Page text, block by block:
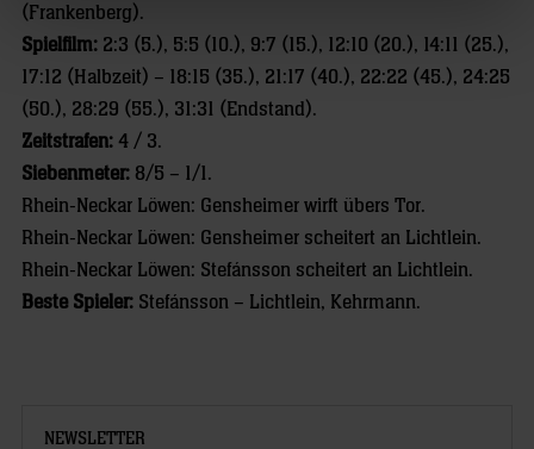
(Frankenberg).
Spielfilm: 2:3 (5.), 5:5 (10.), 9:7 (15.), 12:10 (20.), 14:11 (25.),
17:12 (Halbzeit) – 18:15 (35.), 21:17 (40.), 22:22 (45.), 24:25
(50.), 28:29 (55.), 31:31 (Endstand).
Zeitstrafen: 4 / 3.
Siebenmeter: 8/5 – 1/1.
Rhein-Neckar Löwen: Gensheimer wirft übers Tor.
Rhein-Neckar Löwen: Gensheimer scheitert an Lichtlein.
Rhein-Neckar Löwen: Stefánsson scheitert an Lichtlein.
Beste Spieler: Stefánsson – Lichtlein, Kehrmann.
NEWSLETTER